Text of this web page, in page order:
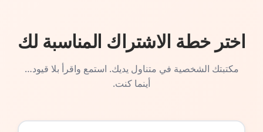
اختر خطة الاشتراك المناسبة لك
مكتبتك الشخصية في متناول يديك. استمع واقرأ بلا قيود…
أينما كنت.